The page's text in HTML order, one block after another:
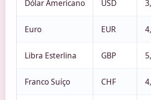
Dólar Americano USD
Euro EUR
Libra Esterlina GBP
Franco Suíço CHF